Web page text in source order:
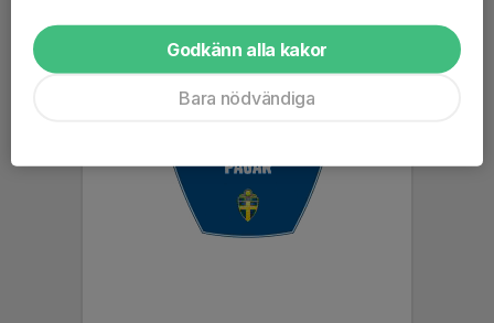
Godkänn alla kakor
Bara nödvändiga